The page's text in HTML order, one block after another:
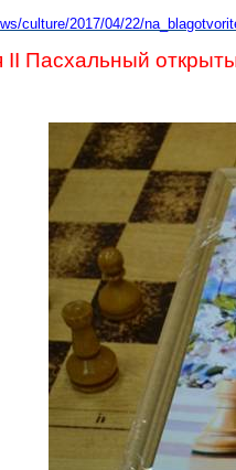
culture/2017/04/22/
II Пасхальный